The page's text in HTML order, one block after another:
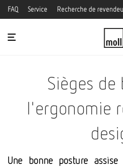
FAQ Service Recherche de
Sièges de
l'ergonomie
Une bonne posture